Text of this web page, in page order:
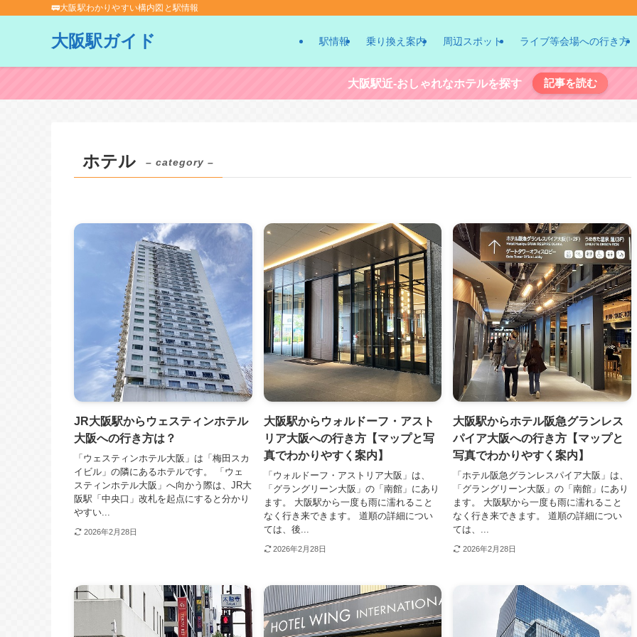
🚃大阪駅わかりやすい構内図と駅情報
大阪駅ガイド 駅情報 乗り換え案内 周辺スポット ライブ等会場への行き方
大阪駅近-おしゃれなホテルを探す 記事を読む
ホテル – category –
JR大阪駅からウェスティンホテル
大阪への行き方は？
「ウェスティンホテル大阪」は「梅田スカ
イビル」の隣にあるホテルです。 「ウェ
スティンホテル大阪」へ向かう際は、JR大
阪駅「中央口」改札を起点にすると分かり
やすい...
2026年2月28日
大阪駅からウォルドーフ・アスト
リア大阪への行き方【マップと写
真でわかりやすく案内】
「ウォルドーフ・アストリア大阪」は、
「グラングリーン大阪」の「南館」にあり
ます。 大阪駅から一度も雨に濡れること
なく行き来できます。 道順の詳細につい
ては、後...
2026年2月28日
大阪駅からホテル阪急グランレス
パイア大阪への行き方【マップと
写真でわかりやすく案内】
「ホテル阪急グランレスパイア大阪」は、
「グラングリーン大阪」の「南館」にあり
ます。 大阪駅から一度も雨に濡れること
なく行き来できます。 道順の詳細につい
ては、...
2026年2月28日